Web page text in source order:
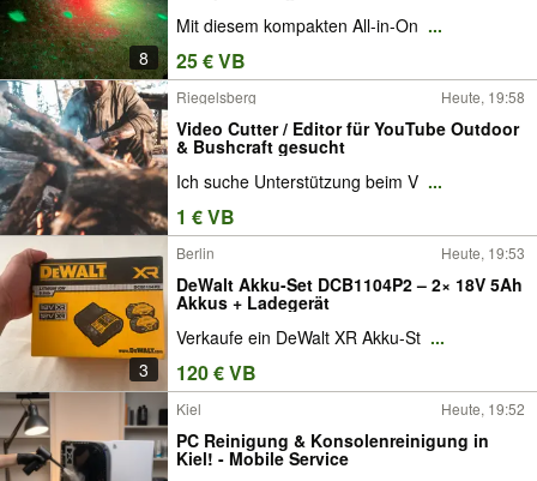
8
Mit diesem kompakten All-in-On ...
25 € VB
Riegelsberg Heute, 19:58
Video Cutter / Editor für YouTube Outdoor
& Bushcraft gesucht
Ich suche Unterstützung beim V ...
1 € VB
3
Berlin Heute, 19:53
DeWalt Akku-Set DCB1104P2 – 2× 18V 5Ah
Akkus + Ladegerät
Verkaufe ein DeWalt XR Akku-St ...
120 € VB
Kiel Heute, 19:52
PC Reinigung & Konsolenreinigung in
Kiel! - Mobile Service